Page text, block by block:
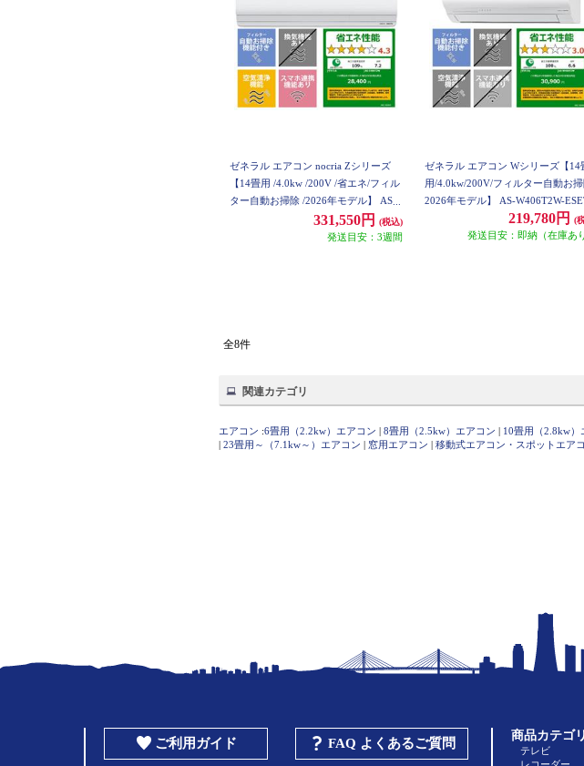
ゼネラル エアコン nocria Zシリーズ
【14畳用 /4.0kw /200V /省エネ/フィル
ター自動お掃除 /2026年モデル】 AS-Z
331,550円 (税込)
発送目安：3週間
ゼネラル エアコン Wシリーズ【14
用/4.0kw/200V/フィルター自動お
2026年モデル】 AS-W406T2W-
219,780円 (
発送目安：即納（在庫あ
全8件
関連カテゴリ
エアコン :6畳用（2.2kw）エアコン | 8畳用（2.5kw）エアコン | 10畳用（2.8kw）
| 23畳用～（7.1kw～）エアコン | 窓用エアコン | 移動式エアコン・スポットエア
ご利用ガイド FAQ よくあるご質問
商品カテゴリ
テレビ